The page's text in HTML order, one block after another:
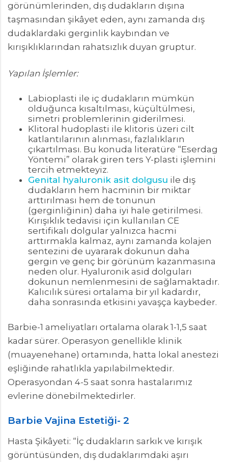
görünümlerinden, dış dudakların dışına
taşmasından şikâyet eden, aynı zamanda dış
dudaklardaki gerginlik kaybından ve
kırışıklıklarından rahatsızlık duyan gruptur.
Yapılan İşlemler:
Labioplasti ile iç dudakların mümkün
olduğunca kısaltılması, küçültülmesi,
simetri problemlerinin giderilmesi.
Klitoral hudoplasti ile klitoris üzeri cilt
katlantılarının alınması, fazlalıkların
çıkartılması. Bu konuda literatüre “Eserdag
Yöntemi” olarak giren ters Y-plasti işlemini
tercih etmekteyiz.
Genital hyaluronik asit dolgusu ile dış
dudakların hem hacminin bir miktar
arttırılması hem de tonunun
(gerginliğinin) daha iyi hale getirilmesi.
Kırışıklık tedavisi için kullanılan CE
sertifikalı dolgular yalnızca hacmi
arttırmakla kalmaz, aynı zamanda kolajen
sentezini de uyararak dokunun daha
gergin ve genç bir görünüm kazanmasına
neden olur. Hyaluronik asid dolguları
dokunun nemlenmesini de sağlamaktadır.
Kalıcılık süresi ortalama bir yıl kadardır,
daha sonrasında etkisini yavaşça kaybeder.
Barbie-1 ameliyatları ortalama olarak 1-1,5 saat
kadar sürer. Operasyon genellikle klinik
(muayenehane) ortamında, hatta lokal anestezi
eşliğinde rahatlıkla yapılabilmektedir.
Operasyondan 4-5 saat sonra hastalarımız
evlerine dönebilmektedirler.
Barbie Vajina Estetiği- 2
Hasta Şikâyeti: “İç dudakların sarkık ve kırışık
görüntüsünden, dış dudaklarımdaki aşırı